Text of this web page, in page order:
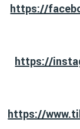
https://
https://
https://